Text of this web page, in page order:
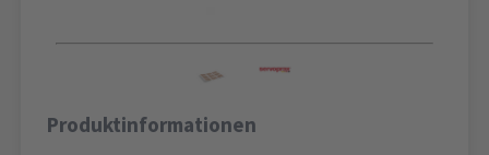
Produktinformationen